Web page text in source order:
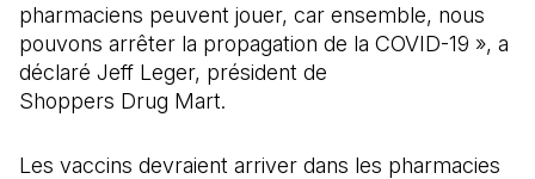
pharmaciens peuvent jouer, car ensemble, nous
pouvons arrêter la propagation de la COVID-19 », a
déclaré Jeff Leger, président de
Shoppers Drug Mart.
Les vaccins devraient arriver dans les pharmacies